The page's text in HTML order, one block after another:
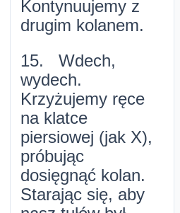
Kontynuujemy z
drugim kolanem.
15. Wdech,
wydech.
Krzyżujemy ręce
na klatce
piersiowej (jak X),
próbując
dosięgnąć kolan.
Starając się, aby